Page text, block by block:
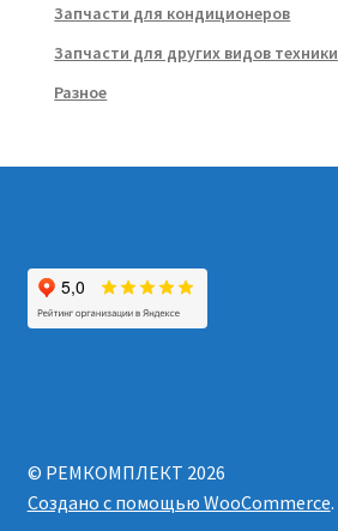
Запчасти для кондиционеров
Запчасти для других видов техники
Разное
© РЕМКОМПЛЕКТ 2026
Создано с помощью WooCommerce.